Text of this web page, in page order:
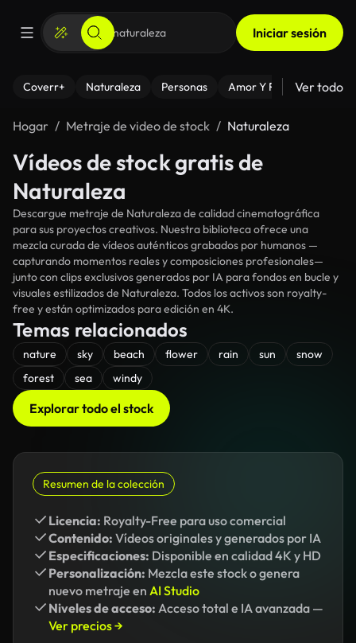
Iniciar sesión
Coverr+ Naturaleza Personas Amor Y Relaciones
Ver todo
Hogar Metraje de video de stock Naturaleza
Vídeos de stock gratis de
Naturaleza
Descargue metraje de Naturaleza de calidad cinematográfica
para sus proyectos creativos. Nuestra biblioteca ofrece una
mezcla curada de vídeos auténticos grabados por humanos —
capturando momentos reales y composiciones profesionales—
junto con clips exclusivos generados por IA para fondos en bucle y
visuales estilizados de Naturaleza. Todos los activos son royalty-
free y están optimizados para edición en 4K.
Temas relacionados
nature sky beach flower rain sun
snow
forest
sea windy
Explorar todo el stock
Resumen de la colección
Licencia: Royalty-Free para uso comercial
Contenido: Vídeos originales y generados por IA
Especificaciones: Disponible en calidad 4K y HD
Personalización: Mezcla este stock o genera
nuevo metraje en AI Studio
Niveles de acceso: Acceso total e IA avanzada —
Ver precios →